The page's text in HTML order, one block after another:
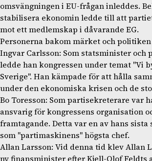
omsvängningen i EU-frågan inleddes.
stabilisera ekonomin ledde till att
mot ett medlemskap i dåvarande EG.
Personerna bakom märket och politiken
Ingvar Carlsson: Som statsminister och
ledde han kongressen under temat "Vi
Sverige". Han kämpade för att hålla
under den ekonomiska krisen och de
Bo Toresson: Som partisekreterare var
ansvarig för kongressens organisation
framtagande. Detta var en av hans sista
som "partimaskinens" högsta chef.
Allan Larsson: Vid denna tid klev Allan
ny finansminister efter Kjell-Olof Feldts